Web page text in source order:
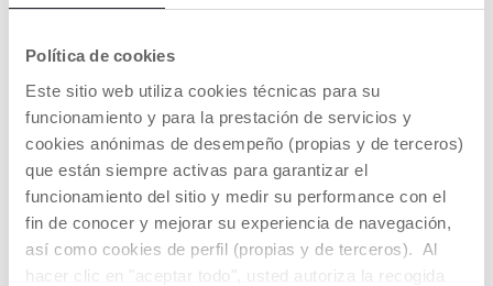
Política de cookies
Este sitio web utiliza cookies técnicas para su
funcionamiento y para la prestación de servicios y
cookies anónimas de desempeño (propias y de terceros)
que están siempre activas para garantizar el
funcionamiento del sitio y medir su performance con el
fin de conocer y mejorar su experiencia de navegación,
así como cookies de perfil (propias y de terceros). Al
hacer clic en "aceptar todo", usted autoriza la recogida
ADVERTENCIAS E INSTRUCCIONES
NUESTRO ALGODÓN ES… ¡SOSTENIBLE!
Algodón cultivado según un programa cuyo objetivo es
introducir en el mercado hilos certificados de algodón
cultivado siguiendo todas las medidas que lo hacen
SOSTENIBLE, tanto desde el punto de vista
medioambiental como económico y social.
Toda la cadena de suministro y producción está trazada y
sigue las mismas medidas de sostenibilidad